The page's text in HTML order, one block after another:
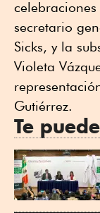
secretario
Sicks, y la
Violeta
Gutiérrez.
Te